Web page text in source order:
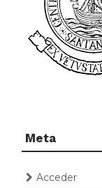
Meta
Acceder